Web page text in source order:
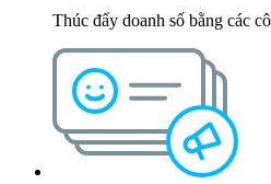
Thúc đẩy doanh số bằng các